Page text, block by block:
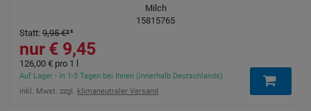
Milch
15815765
9,45 €
Statt: 9,95 €³
Auf Lager - In 1-3 Tagen bei Ihnen (innerhalb Deutschlands)
inkl. Mwst. zzgl. klimaneutraler Versand
126,00 € pro 1 l